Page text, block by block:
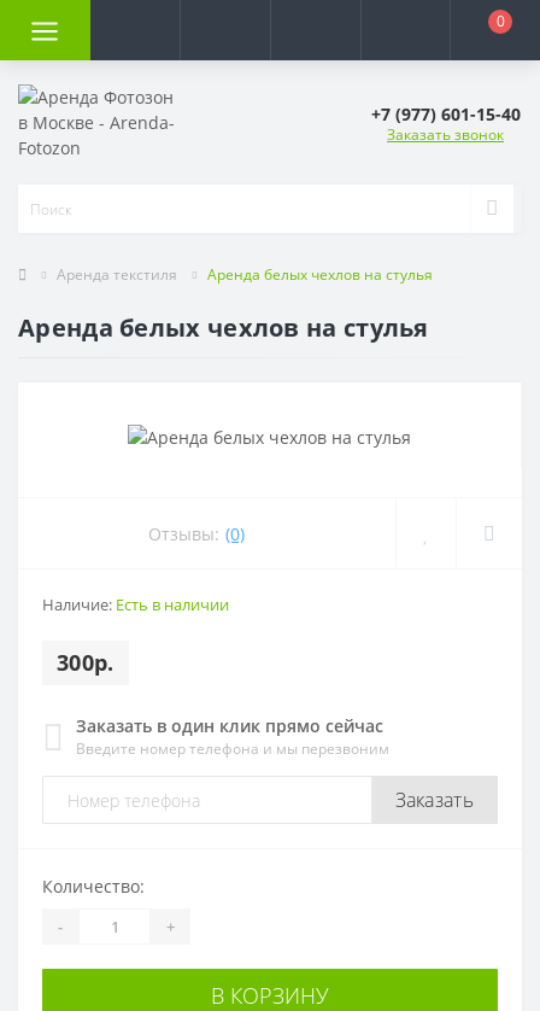
0
+7 (977) 601-15-40
Заказать звонок
Аренда текстиля Аренда белых чехлов на стулья
Аренда белых чехлов на стулья
Отзывы: (0)
Наличие: Есть в наличии
300р.
Заказать в один клик прямо сейчас
Введите номер телефона и мы перезвоним
Заказать
Количество:
- +
В КОРЗИНУ